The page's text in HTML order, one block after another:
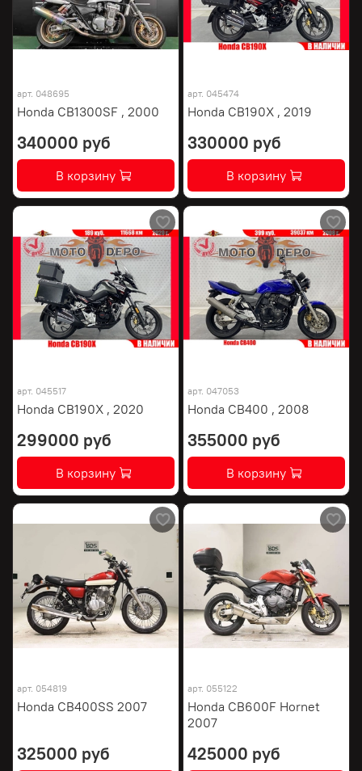
арт. 048695
Honda CB1300SF , 2000
340000 руб
В корзину
арт. 045474
Honda CB190X , 2019
330000 руб
В корзину
арт. 045517
Honda CB190X , 2020
299000 руб
В корзину
арт. 047053
Honda CB400 , 2008
355000 руб
В корзину
арт. 054819
Honda CB400SS 2007
325000 руб
арт. 055122
Honda CB600F Hornet
2007
425000 руб